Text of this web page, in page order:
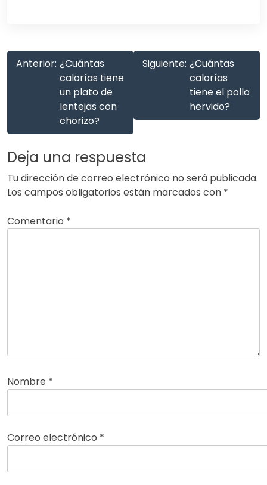
Anterior: ¿Cuántas
calorías tiene
un plato de
lentejas con
chorizo?
Siguiente: ¿Cuántas
calorías
tiene el pollo
hervido?
Deja una respuesta
Tu dirección de correo electrónico no será publicada.
Los campos obligatorios están marcados con *
Comentario *
Nombre *
Correo electrónico *